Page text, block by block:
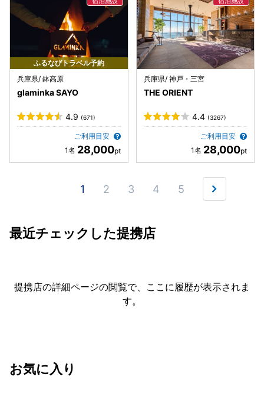
ふるなびトラベル予約
兵庫県/ 鉢高原
glaminka SAYO
4.9 (671)
ご利用目安
28,000
兵庫県/ 神戸・三宮
THE ORIENT
4.4 (3267)
ご利用目安
28,000
1 2 3 4 5
最近チェックした提携店
提携店の詳細ページの閲覧で、ここに履歴が表示されま
す。
お気に入り